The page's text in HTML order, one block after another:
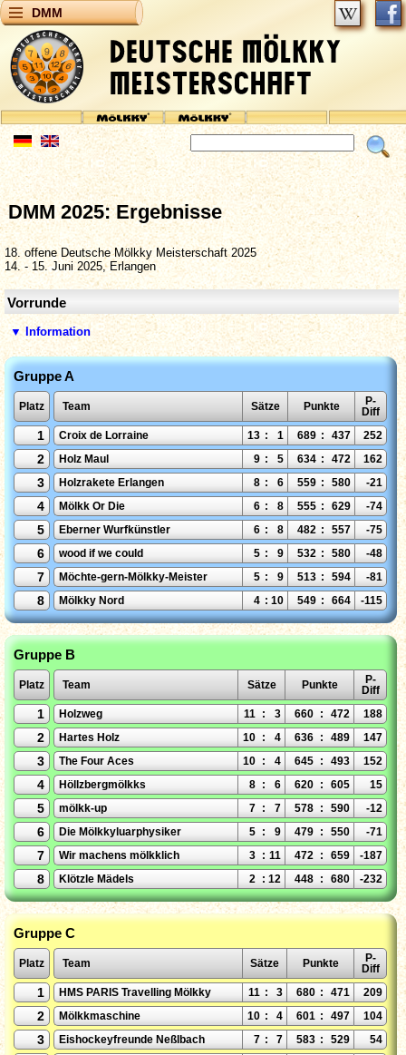
DMM
DMM 2025: Ergebnisse
18. offene Deutsche Mölkky Meisterschaft 2025
14. - 15. Juni 2025, Erlangen
Vorrunde
▼ Information
Gruppe A
Platz Team Sätze Punkte
P-
Diff
1 Croix de Lorraine 13 : 1 689 : 437 252
2 Holz Maul 9 : 5 634 : 472 162
3 Holzrakete Erlangen 8 : 6 559 : 580 -21
4 Mölkk Or Die 6 : 8 555 : 629 -74
5 Eberner Wurfkünstler 6 : 8 482 : 557 -75
6 wood if we could 5 : 9 532 : 580 -48
7 Möchte-gern-Mölkky-Meister 5 : 9 513 : 594 -81
8 Mölkky Nord 4 : 10 549 : 664 -115
Gruppe B
Platz Team Sätze Punkte
P-
Diff
1 Holzweg 11 : 3 660 : 472 188
2 Hartes Holz 10 : 4 636 : 489 147
3 The Four Aces 10 : 4 645 : 493 152
4 Höllzbergmölkks 8 : 6 620 : 605 15
5 mölkk-up 7 : 7 578 : 590 -12
6 Die Mölkkyluarphysiker 5 : 9 479 : 550 -71
7 Wir machens mölkklich 3 : 11 472 : 659 -187
8 Klötzle Mädels 2 : 12 448 : 680 -232
Gruppe C
Platz Team Sätze Punkte
P-
Diff
1 HMS PARIS Travelling Mölkky 11 : 3 680 : 471 209
2 Mölkkmaschine 10 : 4 601 : 497 104
3 Eishockeyfreunde Neßlbach 7 : 7 583 : 529 54